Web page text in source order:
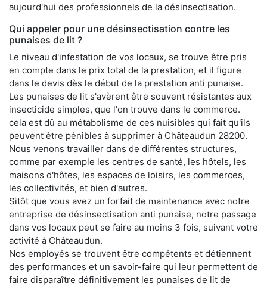
aujourd'hui des professionnels de la désinsectisation.
Qui appeler pour une désinsectisation contre les
punaises de lit ?
Le niveau d'infestation de vos locaux, se trouve être pris
en compte dans le prix total de la prestation, et il figure
dans le devis dès le début de la prestation anti punaise.
Les punaises de lit s'avèrent être souvent résistantes aux
insecticide simples, que l'on trouve dans le commerce.
cela est dû au métabolisme de ces nuisibles qui fait qu'ils
peuvent être pénibles à supprimer à Châteaudun 28200.
Nous venons travailler dans de différentes structures,
comme par exemple les centres de santé, les hôtels, les
maisons d'hôtes, les espaces de loisirs, les commerces,
les collectivités, et bien d'autres.
Sitôt que vous avez un forfait de maintenance avec notre
entreprise de désinsectisation anti punaise, notre passage
dans vos locaux peut se faire au moins 3 fois, suivant votre
activité à Châteaudun.
Nos employés se trouvent être compétents et détiennent
des performances et un savoir-faire qui leur permettent de
faire disparaître définitivement les punaises de lit de